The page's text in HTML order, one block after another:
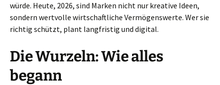
würde. Heute, 2026, sind Marken nicht nur kreative Ideen,
sondern wertvolle wirtschaftliche Vermögenswerte. Wer sie
richtig schützt, plant langfristig und digital.
Die Wurzeln: Wie alles
begann